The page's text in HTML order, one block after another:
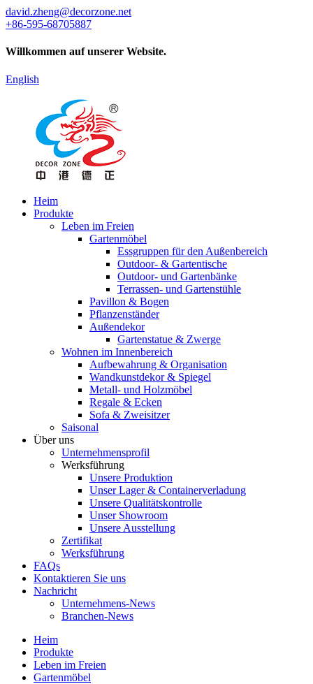
david.zheng@decorzone.net
+86-595-68705887
Willkommen auf unserer Website.
English
Heim
Produkte
Leben im Freien
Gartenmöbel
Essgruppen für den Außenbereich
Outdoor- & Gartentische
Outdoor- und Gartenbänke
Terrassen- und Gartenstühle
Pavillon & Bogen
Pflanzenständer
Außendekor
Gartenstatue & Zwerge
Wohnen im Innenbereich
Aufbewahrung & Organisation
Wandkunstdekor & Spiegel
Metall- und Holzmöbel
Regale & Ecken
Sofa & Zweisitzer
Saisonal
Über uns
Unternehmensprofil
Werksführung
Unsere Produktion
Unser Lager & Containerverladung
Unsere Qualitätskontrolle
Unser Showroom
Unsere Ausstellung
Zertifikat
Werksführung
FAQs
Kontaktieren Sie uns
Nachricht
Unternehmens-News
Branchen-News
Heim
Produkte
Leben im Freien
Gartenmöbel